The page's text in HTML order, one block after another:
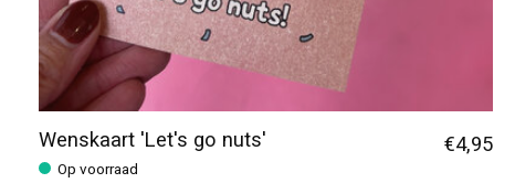
Wenskaart 'Let's go nuts'
Op voorraad
€4,95